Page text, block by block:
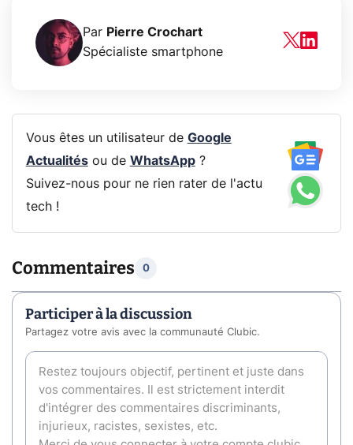
Par Pierre Crochart
Spécialiste smartphone
Vous êtes un utilisateur de Google
Actualitésou de WhatsApp?
Suivez-nous pour ne rien rater de l'actu
tech !
Commentaires 0
Participer à la discussion
Partagez votre avis avec la communauté Clubic.